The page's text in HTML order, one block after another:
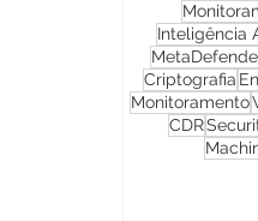
Inteligência
Criptografia
Monitoramento
CDR